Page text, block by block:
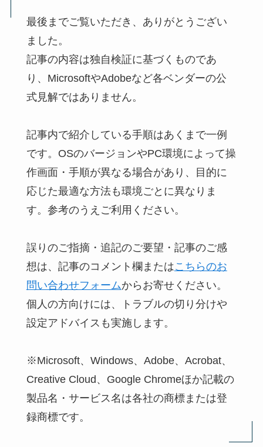
最後までご覧いただき、ありがとうござい
ました。
記事の内容は独自検証に基づくものであ
り、MicrosoftやAdobeなど各ベンダーの公
式見解ではありません。
記事内で紹介している手順はあくまで一例
です。OSのバージョンやPC環境によって操
作画面・手順が異なる場合があり、目的に
応じた最適な方法も環境ごとに異なりま
す。参考のうえご利用ください。
誤りのご指摘・追記のご要望・記事のご感
想は、記事のコメント欄またはこちらのお
問い合わせフォームからお寄せください。
個人の方向けには、トラブルの切り分けや
設定アドバイスも実施します。
※Microsoft、Windows、Adobe、Acrobat、
Creative Cloud、Google Chromeほか記載の
製品名・サービス名は各社の商標または登
録商標です。